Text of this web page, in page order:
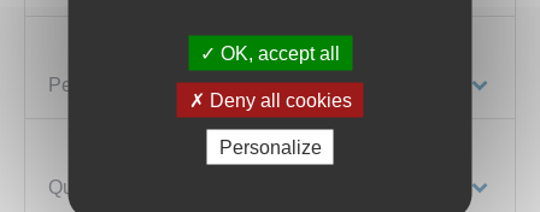
Peut-on percevoir l'ARE et travailler ?
Quand prend fin le versement de l'ARE ?
OK, accept all
Deny all cookies
Personalize